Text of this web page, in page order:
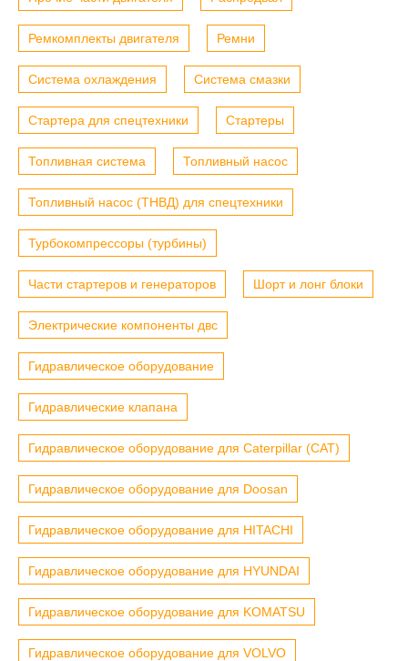
Ремкомплекты двигателя Ремни
Система охлаждения Система смазки
Стартера для спецтехники Стартеры
Топливная система Топливный насос
Топливный насос (ТНВД) для спецтехники
Турбокомпрессоры (турбины)
Части стартеров и генераторов Шорт и лонг блоки
Электрические компоненты двс
Гидравлическое оборудование
Гидравлические клапана
Гидравлическое оборудование для Caterpillar (CAT)
Гидравлическое оборудование для Doosan
Гидравлическое оборудование для HITACHI
Гидравлическое оборудование для HYUNDAI
Гидравлическое оборудование для KOMATSU
Гидравлическое оборудование для VOLVO